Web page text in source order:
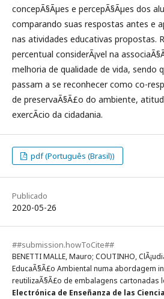
concepÃ§Ãµes e percepÃ§Ãµes dos
comparando suas respostas antes e
nas atividades educativas propostas.
percentual considerÃ¡vel na
melhoria de qualidade de vida, sendo
passam a se reconhecer como co-
de preservaÃ§Ã£o do ambiente,
exercÃ­cio da cidadania.
pdf (Português (Brasil))
Publicado
2020-05-26
##submission.howToCite##
BENETTI MALLE, Mauro; COUTINHO,
EducaÃ§Ã£o Ambiental numa abordagem
reutilizaÃ§Ã£o de embalagens cartonadas
Electrónica de Enseñanza de las